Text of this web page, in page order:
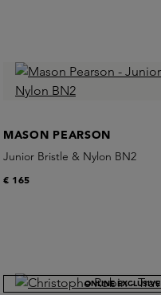
MASON PEARSON
Junior Bristle & Nylon BN2
€ 165
ONLINE EXCLUSIVE